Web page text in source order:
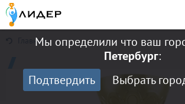
Мы определили что ваш
Петербург:
Подтвердить
Выбрать
Главная